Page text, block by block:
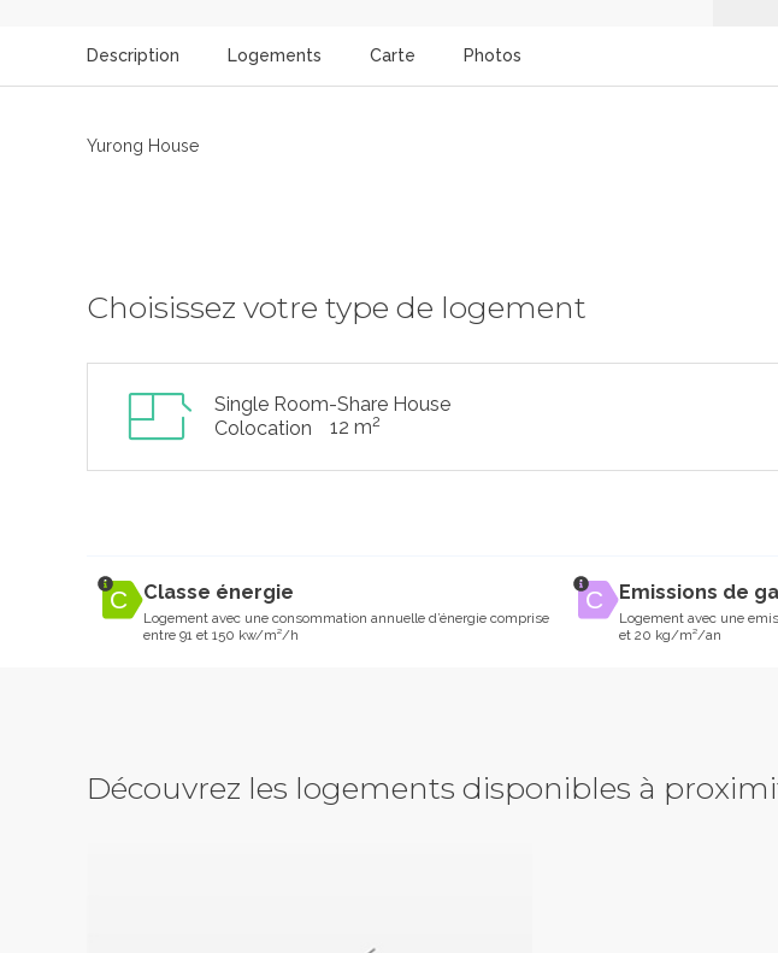
Description Logements Carte Photos
Yurong House
Choisissez votre type de logement
Single Room-Share House
Colocation
12 m2
Classe énergie
Logement avec une consommation annuelle d’énergie comprise
entre 91 et 150 kw/m²/h
Emissions de
Logement avec une
et 20 kg/m²/an
Découvrez les logements disponibles à